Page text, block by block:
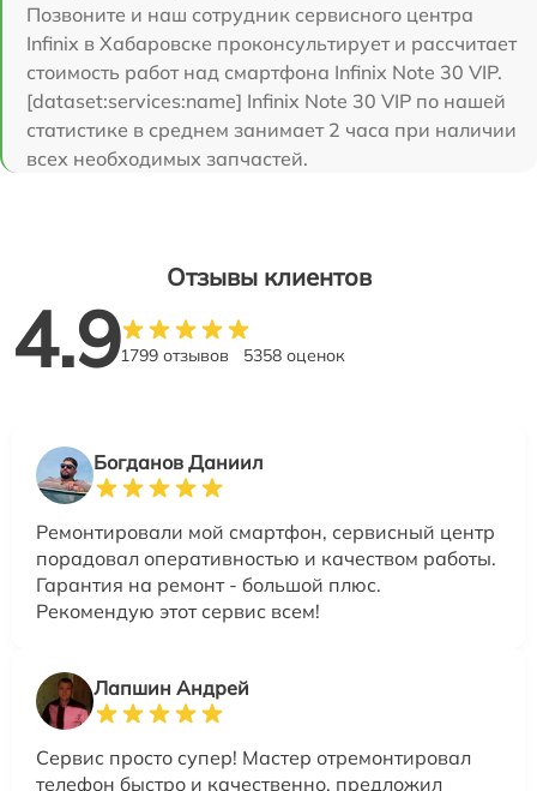
Позвоните и наш сотрудник сервисного центра
Infinix в Хабаровске проконсультирует и рассчитает
стоимость работ над смартфона Infinix Note 30 VIP.
[dataset:services:name] Infinix Note 30 VIP по нашей
статистике в среднем занимает 2 часа при наличии
всех необходимых запчастей.
Отзывы клиентов
4.91799 отзывов 5358 оценок
Богданов Даниил
Ремонтировали мой смартфон, сервисный центр
порадовал оперативностью и качеством работы.
Гарантия на ремонт - большой плюс.
Рекомендую этот сервис всем!
Лапшин Андрей
Сервис просто супер! Мастер отремонтировал
телефон быстро и качественно, предложил